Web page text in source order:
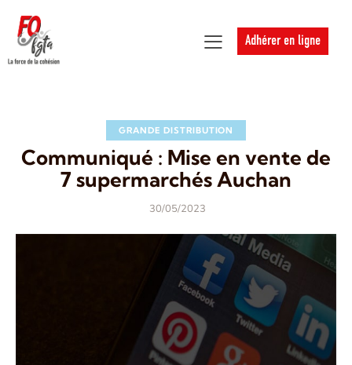
Adhérer en ligne
GRANDE DISTRIBUTION
Communiqué : Mise en vente de
7 supermarchés Auchan
30/05/2023